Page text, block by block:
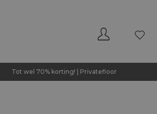
Tot wel 70% korting! | Privatefloor